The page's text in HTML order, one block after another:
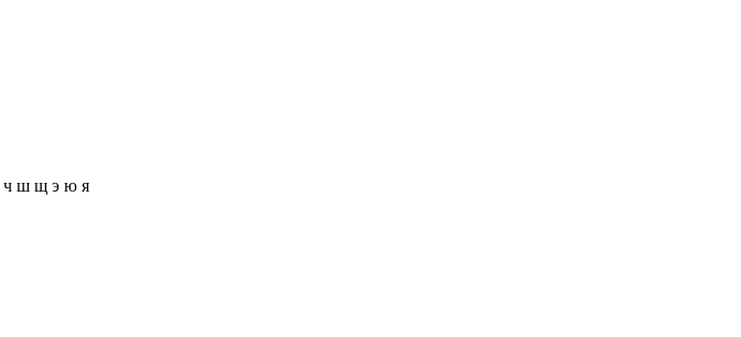
ч ш щ э ю я